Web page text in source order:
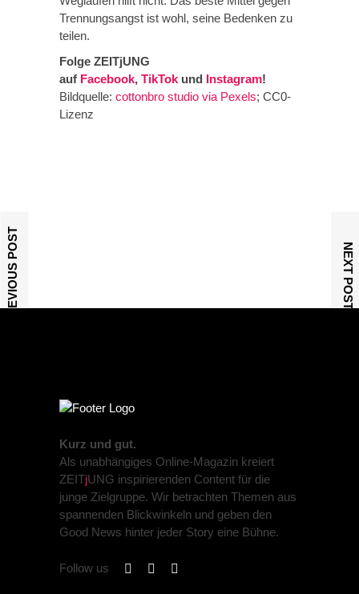
Trennungsangst ist wohl, seine Bedenken zu
teilen.
Folge ZEITjUNG
auf Facebook, TikTok und Instagram!
Bildquelle: cottonbro studio via Pexels; CC0-
Lizenz
PREVIOUS POST NEXT POST
Kurz und gut.
Als unabhängiges Online-Magazin kreiert
ZEITjUNG inspirierenden Content für die
junge Zielgruppe. Wir betrachten Themen aus
spannenden Blickwinkeln und geben den
Good News hinter jeder Story eine Bühne.
Follow us